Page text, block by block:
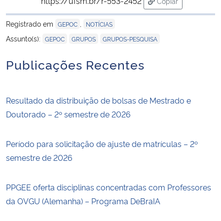
para área de
Registrado em GEPOC NOTÍCIAS
Assunto(s): GEPOC GRUPOS GRUPOS-PESQUISA
Publicações Recentes
Resultado da distribuição de bolsas de Mestrado e
Doutorado – 2º semestre de 2026
Período para solicitação de ajuste de matrículas – 2º
semestre de 2026
PPGEE oferta disciplinas concentradas com Professores
da OVGU (Alemanha) – Programa DeBraIA